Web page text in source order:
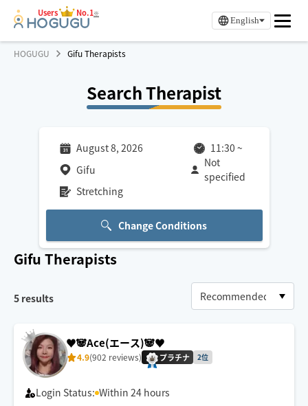
Users No.1※
English
HOGUGU Gifu Therapists
Search Therapist
August 8, 2026 11:30 ~
Gifu
Not
specified
Stretching
Change Conditions
Gifu Therapists
5 results
♥️🐼Ace(エース)🐼♥️
4.9(902 reviews) プラチナ 2位
Login Status: Within 24 hours